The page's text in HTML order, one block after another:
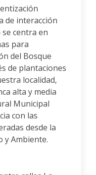
de interacción
centra en
para
del Bosque
de plantaciones
localidad,
alta y media
Municipal
con las
desde la
y Ambiente.